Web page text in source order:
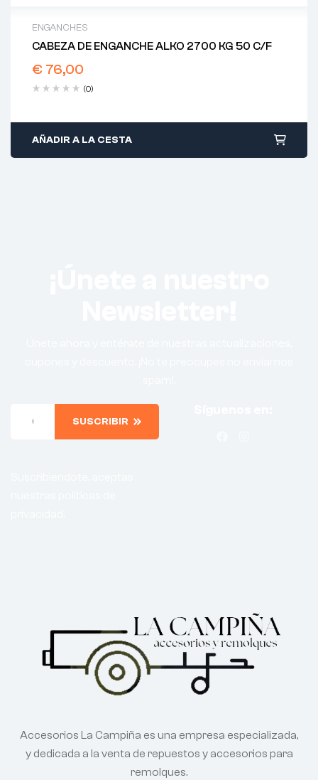
ENGANCHES
CABEZA DE ENGANCHE ALKO 2700 KG 50 C/F
€ 76,00
(0)
AÑADIR A LA CESTA
SUSCRIBIR
Accesorios La Campiña es una empresa especializada,
y dedicada a la venta de repuestos y accesorios para
remolques.